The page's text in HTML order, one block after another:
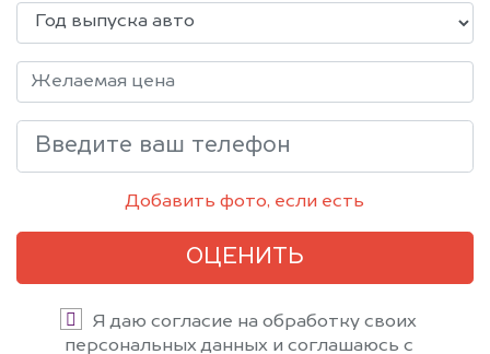
Добавить фото, если есть
ОЦЕНИТЬ
Я даю согласие на обработку своих
персональных данных и соглашаюсь с